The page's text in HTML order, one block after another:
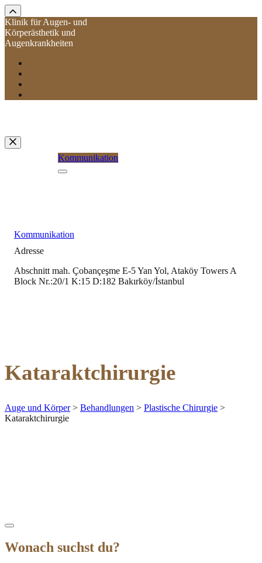
Klinik für Augen- und
Körperästhetik und
Augenkrankheiten
Kommunikation
Kommunikation
Adresse
Abschnitt mah. Çobançeşme E-5 Yan Yol, Ataköy Towers A
Block Nr.:20/1 K:15 D:182 Bakırköy/İstanbul
Kataraktchirurgie
Auge und Körper> Behandlungen > Plastische Chirurgie >
Kataraktchirurgie
Wonach suchst du?